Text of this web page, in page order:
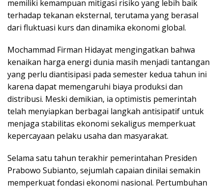
memiliki kemampuan mitigasi risiko yang lebih baik
terhadap tekanan eksternal, terutama yang berasal
dari fluktuasi kurs dan dinamika ekonomi global.
Mochammad Firman Hidayat mengingatkan bahwa
kenaikan harga energi dunia masih menjadi tantangan
yang perlu diantisipasi pada semester kedua tahun ini
karena dapat memengaruhi biaya produksi dan
distribusi. Meski demikian, ia optimistis pemerintah
telah menyiapkan berbagai langkah antisipatif untuk
menjaga stabilitas ekonomi sekaligus memperkuat
kepercayaan pelaku usaha dan masyarakat.
Selama satu tahun terakhir pemerintahan Presiden
Prabowo Subianto, sejumlah capaian dinilai semakin
memperkuat fondasi ekonomi nasional. Pertumbuhan